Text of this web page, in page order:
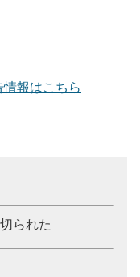
報はこちら
られた